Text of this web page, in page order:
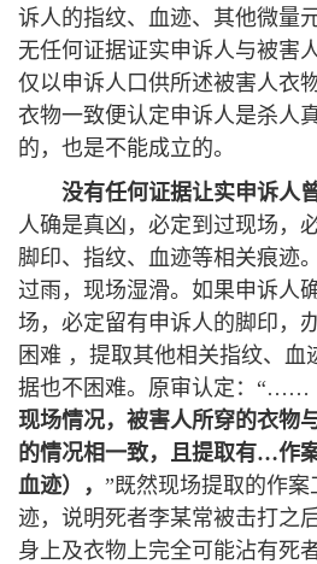
诉人的指纹、血迹、其他微量
无任何证据证实申诉人与被害
仅以申诉人口供所述被害人衣
衣物一致便认定申诉人是杀人
的，也是不能成立的。
没有任何证据让实申诉人
人确是真凶，必定到过现场，
脚印、指纹、血迹等相关痕迹
过雨，现场湿滑。如果申诉人
场，必定留有申诉人的脚印，
困难 ，提取其他相关指纹、血
据也不困难。原审认定：“……
现场情况，被害人所穿的衣物
的情况相一致，且提取有…作
血迹）
， ”既然现场提取的作
迹，说明死者李某常被击打之
身上及衣物上完全可能沾有死